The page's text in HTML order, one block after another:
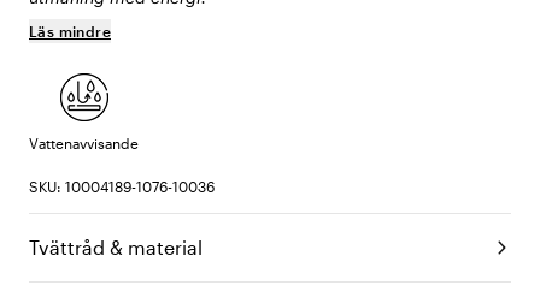
Läs mindre
Vattenavvisande
SKU: 10004189-1076-10036
Tvättråd & material